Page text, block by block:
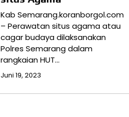
Kab Semarang.koranborgol.com
– Perawatan situs agama atau
cagar budaya dilaksanakan
Polres Semarang dalam
rangkaian HUT…
Juni 19, 2023